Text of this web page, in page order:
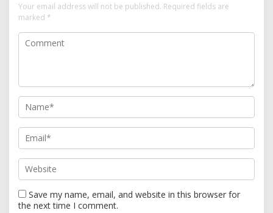
Your email address will not be published. Required fields are
marked *
Save my name, email, and website in this browser for
the next time I comment.